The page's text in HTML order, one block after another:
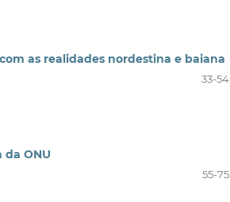
as realidades nordestina e baiana
33-54
da ONU
55-75